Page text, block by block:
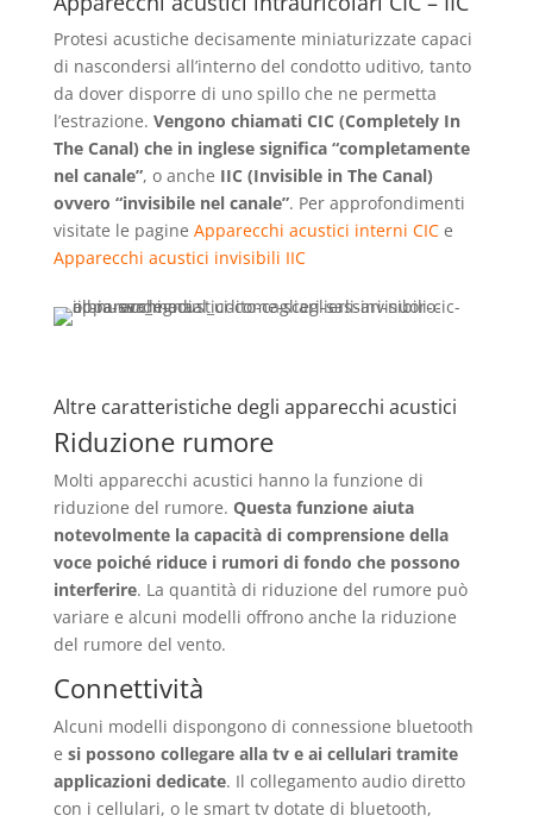
Protesi acustiche decisamente miniaturizzate capaci
di nascondersi all’interno del condotto uditivo, tanto
da dover disporre di uno spillo che ne permetta
l’estrazione. Vengono chiamati CIC (Completely In
The Canal) che in inglese significa “completamente
nel canale”, o anche IIC (Invisible in The Canal)
ovvero “invisibile nel canale”. Per approfondimenti
visitate le pagine Apparecchi acustici interni CICe
Apparecchi acustici invisibili IIC
Altre caratteristiche degli apparecchi acustici
Riduzione rumore
Molti apparecchi acustici hanno la funzione di
riduzione del rumore. Questa funzione aiuta
notevolmente la capacità di comprensione della
voce poiché riduce i rumori di fondo che possono
interferire. La quantità di riduzione del rumore può
variare e alcuni modelli offrono anche la riduzione
del rumore del vento.
Connettività
Alcuni modelli dispongono di connessione bluetooth
e si possono collegare alla tv e ai cellulari tramite
applicazioni dedicate. Il collegamento audio diretto
con i cellulari, o le smart tv dotate di bluetooth,